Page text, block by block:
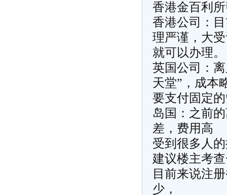
香港金百利
香港公司：
理严谨，大
就可以办理。
英国公司：
天堂”，成本
要支付固定
岛国：之前
差，费用高
受到很多人
建议楼主考
目前来说注
少，